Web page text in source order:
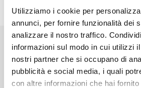
Utilizziamo i cookie per
annunci, per fornire funzionalità dei
analizzare il nostro traffico.
informazioni sul modo in cui utilizzi
nostri partner che si occupano di
pubblicità e social media, i quali
con altre informazioni che hai
Altri eventi in
Madesimo